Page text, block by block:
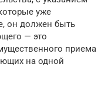
уже
он должен быть
— это
приема
на одной